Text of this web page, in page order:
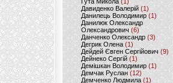
Давиденко Валерій (1)
Данилець Володимир(1)
Данилюк Олександр
Олександрович (6)
Данченко Олександр (3)
Дегрик Олена(1)
Дейдей Євген Сергійович(9)
Дейнеко Сергій (1)
Демішкан Володимир(1)
Демчак Руслан (12)
Демченко Людмила (1)